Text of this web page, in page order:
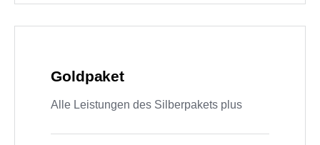
Goldpaket
Alle Leistungen des Silberpakets plus